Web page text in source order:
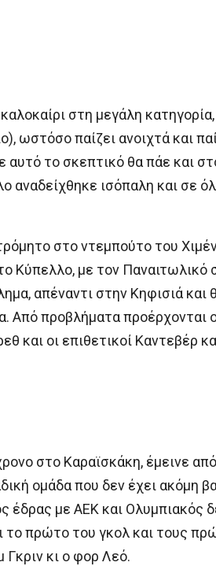
στη μεγάλη
ωστόσο παίζει ανοιχτά και
το σκεπτικό θα πάε και
αναδείχθηκε ισόπαλη και σε
στο ντεμπούτο του
Κύπελλο, με τον Παναιτωλικό
απέναντι στην Κηφισιά και
Από προβλήματα προέρχονται
και οι επιθετικοί Καντεβέρ
στο Καραϊσκάκη, έμεινε
ομάδα που δεν έχει ακόμη
έδρας με ΑΕΚ και Ολυμπιακός
το πρώτο του γκολ και τους
Γκριν κι ο φορ Λεό.